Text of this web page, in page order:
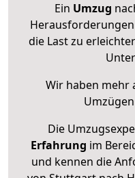
Ein Umzug
die Last zu
Wir haben mehr
Die
Erfahrung im
und kennen die